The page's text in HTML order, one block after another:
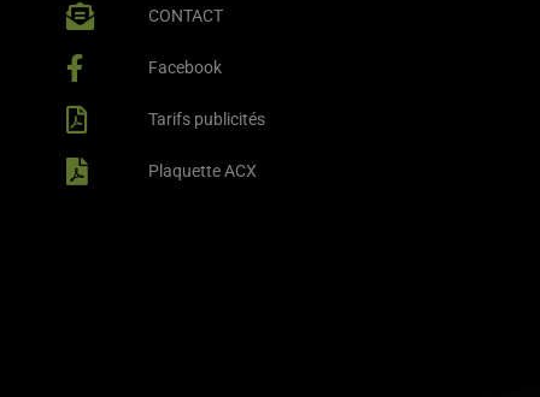
CONTACT
Facebook
Tarifs publicités
Plaquette ACX